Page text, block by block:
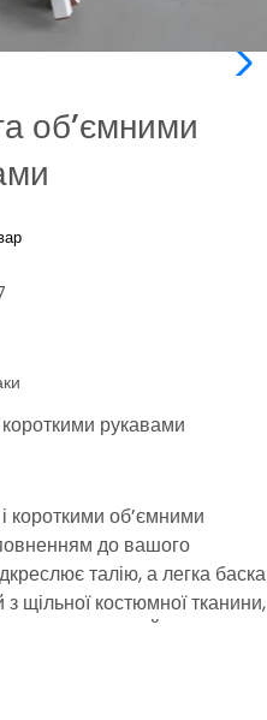
об’ємними
рукавами
короткими об’ємними
до вашого
талію, а легка баска
щільної костюмної тканини,
посадки. Його можна
і з класичними брюками,
якої нагоди.